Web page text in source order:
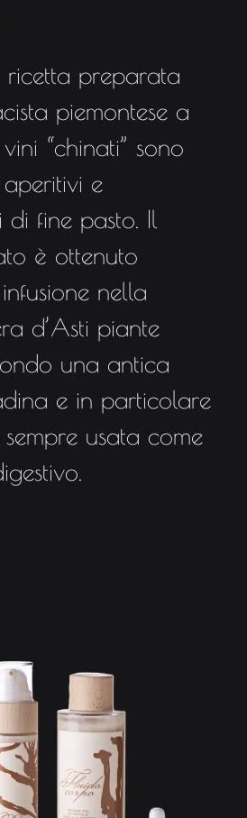
preparata
piemontese a
“chinati” sono
e
fine pasto. Il
è ottenuto
nella
d’Asti piante
una antica
e in particolare
usata come